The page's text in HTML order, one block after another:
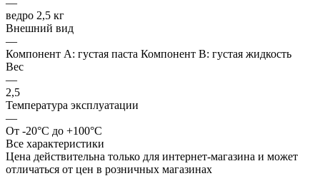
ведро 2,5 кг
Внешний вид
—
Компонент А: густая паста Компонент В: густая жидкость
Вес
—
2,5
Температура эксплуатации
—
От -20°C до +100°C
Все характеристики
Цена действительна только для интернет-магазина и может
отличаться от цен в розничных магазинах